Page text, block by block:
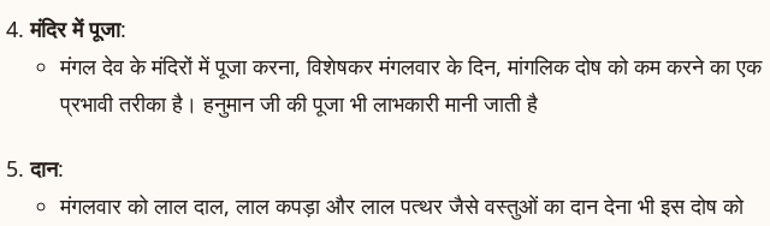
मंदिर में पूजा:
मंगल देव के मंदिरों में पूजा करना, विशेषकर मंगलवार के दिन, मांगलिक दोष को कम करने का एक
प्रभावी तरीका है। हनुमान जी की पूजा भी लाभकारी मानी जाती है
दान:
मंगलवार को लाल दाल, लाल कपड़ा और लाल पत्थर जैसे वस्तुओं का दान देना भी इस दोष को